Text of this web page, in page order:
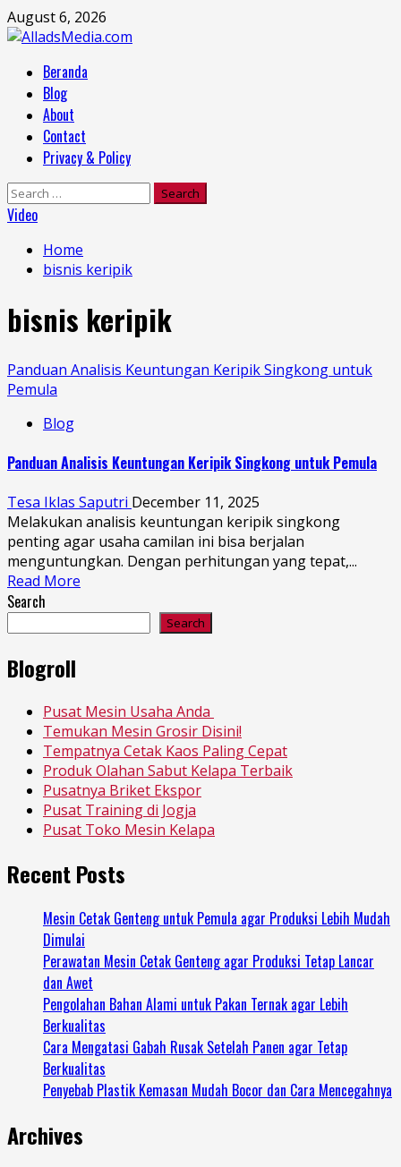
Skip
to
August 6, 2026
MenuBeranda
Blog
About
Contact
Privacy & Policy
Search
for:
Video
Home
bisnis keripik
bisnis keripik
Panduan Analisis Keuntungan Keripik Singkong untuk
Pemula
Blog
Panduan Analisis Keuntungan Keripik Singkong untuk Pemula
Tesa Iklas Saputri December 11, 2025
Melakukan analisis keuntungan keripik singkong
penting agar usaha camilan ini bisa berjalan
menguntungkan. Dengan perhitungan yang tepat,...
Read More
Search
Search
Blogroll
Pusat Mesin Usaha Anda
Temukan Mesin Grosir Disini!
Tempatnya Cetak Kaos Paling Cepat
Produk Olahan Sabut Kelapa Terbaik
Pusatnya Briket Ekspor
Pusat Training di Jogja
Pusat Toko Mesin Kelapa
Recent Posts
Mesin Cetak Genteng untuk Pemula agar Produksi Lebih Mudah
Dimulai
Perawatan Mesin Cetak Genteng agar Produksi Tetap Lancar
dan Awet
Pengolahan Bahan Alami untuk Pakan Ternak agar Lebih
Berkualitas
Cara Mengatasi Gabah Rusak Setelah Panen agar Tetap
Berkualitas
Penyebab Plastik Kemasan Mudah Bocor dan Cara Mencegahnya
Archives